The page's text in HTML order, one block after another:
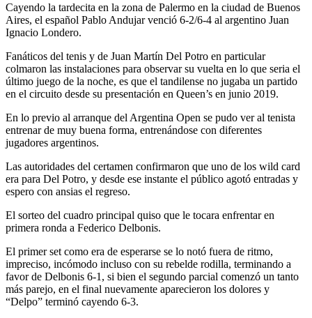
Cayendo la tardecita en la zona de Palermo en la ciudad de Buenos
Aires, el español Pablo Andujar venció 6-2/6-4 al argentino Juan
Ignacio Londero.
Fanáticos del tenis y de Juan Martín Del Potro en particular
colmaron las instalaciones para observar su vuelta en lo que seria el
último juego de la noche, es que el tandilense no jugaba un partido
en el circuito desde su presentación en Queen’s en junio 2019.
En lo previo al arranque del Argentina Open se pudo ver al tenista
entrenar de muy buena forma, entrenándose con diferentes
jugadores argentinos.
Las autoridades del certamen confirmaron que uno de los wild card
era para Del Potro, y desde ese instante el público agotó entradas y
espero con ansias el regreso.
El sorteo del cuadro principal quiso que le tocara enfrentar en
primera ronda a Federico Delbonis.
El primer set como era de esperarse se lo notó fuera de ritmo,
impreciso, incómodo incluso con su rebelde rodilla, terminando a
favor de Delbonis 6-1, si bien el segundo parcial comenzó un tanto
más parejo, en el final nuevamente aparecieron los dolores y
“Delpo” terminó cayendo 6-3.